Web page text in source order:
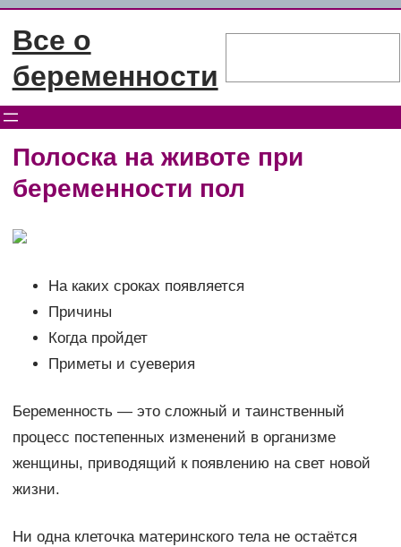
Перейти
содержимому
Все о
беременности
Полоска на животе при
беременности пол
На каких сроках появляется
Причины
Когда пройдет
Приметы и суеверия
Беременность — это сложный и таинственный
процесс постепенных изменений в организме
женщины, приводящий к появлению на свет новой
жизни.
Ни одна клеточка материнского тела не остаётся